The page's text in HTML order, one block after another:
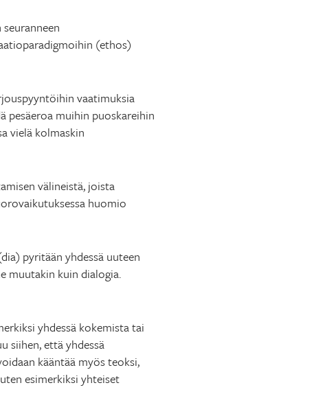
(ethos)
vaatimuksia
muihin puoskareihin
vielä kolmaskin
välineistä, joista
huomio
pyritään yhdessä uuteen
muutakin kuin dialogia.
yhdessä kokemista tai
siihen, että yhdessä
kääntää myös teoksi,
esimerkiksi yhteiset